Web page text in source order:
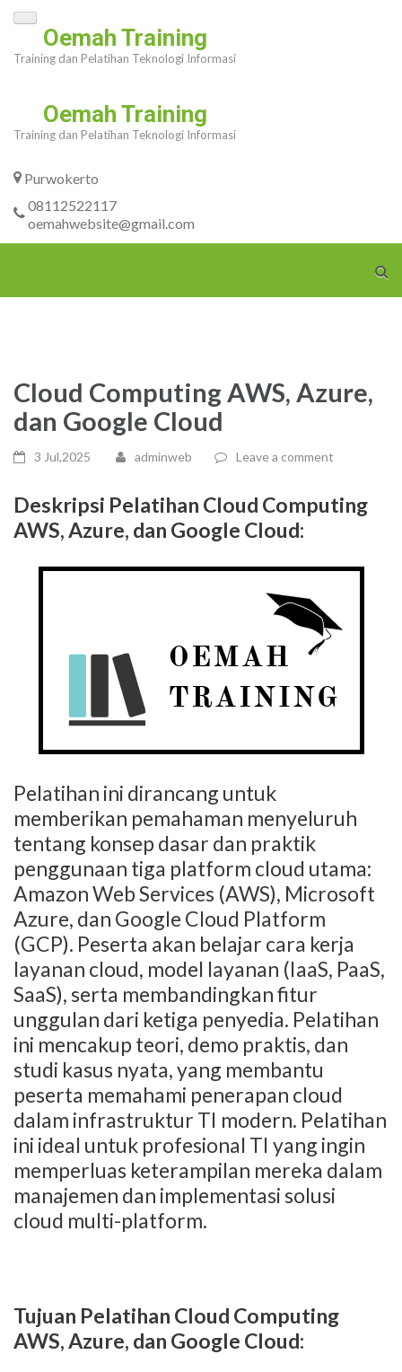
Skip
content
Enter)
Oemah Training
Training dan Pelatihan Teknologi Informasi
Oemah Training
Training dan Pelatihan Teknologi Informasi
Purwokerto
08112522117
oemahwebsite@gmail.com
Cloud Computing AWS, Azure,
dan Google Cloud
3 Jul,2025 adminweb Leave a comment
Deskripsi Pelatihan Cloud Computing
AWS, Azure, dan Google Cloud:
Pelatihan ini dirancang untuk
memberikan pemahaman menyeluruh
tentang konsep dasar dan praktik
penggunaan tiga platform cloud utama:
Amazon Web Services (AWS), Microsoft
Azure, dan Google Cloud Platform
(GCP). Peserta akan belajar cara kerja
layanan cloud, model layanan (IaaS, PaaS,
SaaS), serta membandingkan fitur
unggulan dari ketiga penyedia. Pelatihan
ini mencakup teori, demo praktis, dan
studi kasus nyata, yang membantu
peserta memahami penerapan cloud
dalam infrastruktur TI modern. Pelatihan
ini ideal untuk profesional TI yang ingin
memperluas keterampilan mereka dalam
manajemen dan implementasi solusi
cloud multi-platform.
Tujuan Pelatihan Cloud Computing
AWS, Azure, dan Google Cloud: